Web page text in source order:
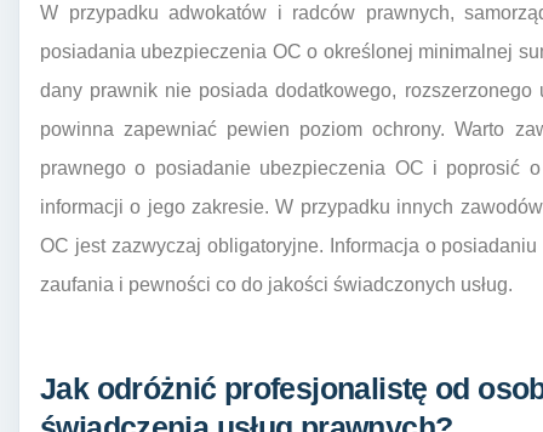
W przypadku adwokatów i radców prawnych,
posiadania ubezpieczenia OC o określonej minimalnej
dany prawnik nie posiada dodatkowego,
powinna zapewniać pewien poziom ochrony. Warto
prawnego o posiadanie ubezpieczenia OC i poprosić
informacji o jego zakresie. W przypadku innych
OC jest zazwyczaj obligatoryjne. Informacja o
zaufania i pewności co do jakości świadczonych usług.
Jak odróżnić profesjonalistę od